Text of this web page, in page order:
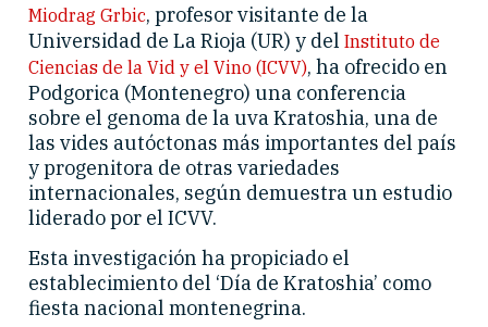
Miodrag Grbic, profesor visitante de la
Universidad de La Rioja (UR) y del Instituto de
Ciencias de la Vid y el Vino (ICVV), ha ofrecido en
Podgorica (Montenegro) una conferencia
sobre el genoma de la uva Kratoshia, una de
las vides autóctonas más importantes del país
y progenitora de otras variedades
internacionales, según demuestra un estudio
liderado por el ICVV.
Esta investigación ha propiciado el
establecimiento del ‘Día de Kratoshia’ como
fiesta nacional montenegrina.